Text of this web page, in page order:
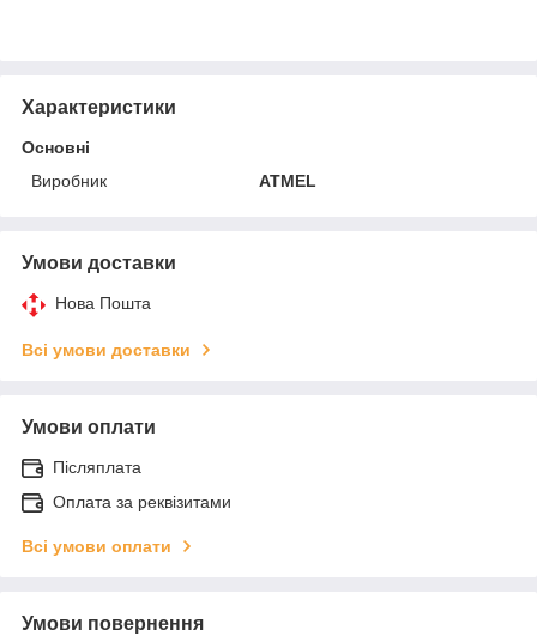
Характеристики
Основні
Виробник
ATMEL
Умови доставки
Нова Пошта
Всі умови доставки
Умови оплати
Післяплата
Оплата за реквізитами
Всі умови оплати
Умови повернення